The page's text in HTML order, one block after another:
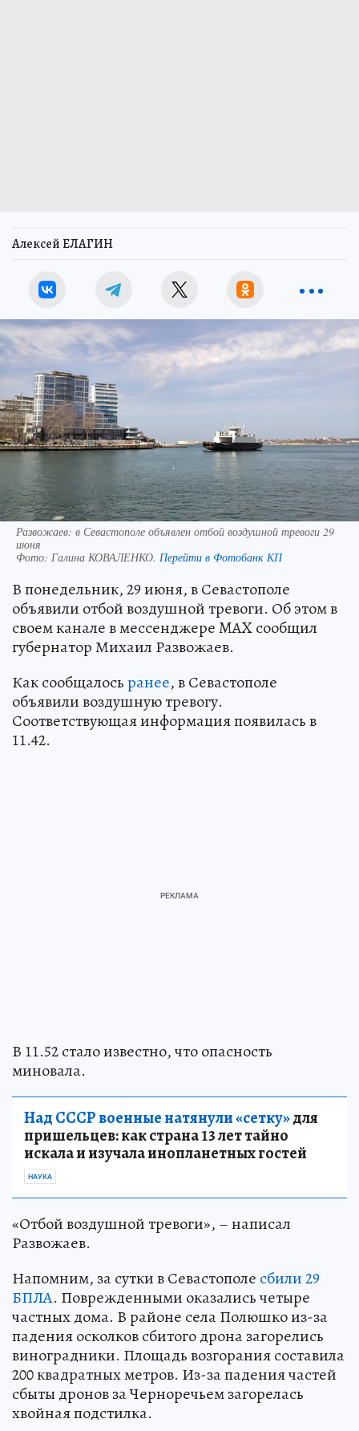
Алексей ЕЛАГИН
Развожаев: в Севастополе объявлен отбой воздушной тревоги 29
июня
Фото: Галина КОВАЛЕНКО. Перейти в Фотобанк КП
В понедельник, 29 июня, в Севастополе
объявили отбой воздушной тревоги. Об этом в
своем канале в мессенджере MAX сообщил
губернатор Михаил Развожаев.
Как сообщалосьранее, в Севастополе
объявили воздушную тревогу.
Соответствующая информация появилась в
11.42.
В 11.52 стало известно, что опасность
миновала.
Над СССР военные натянули «сетку»для
пришельцев: как страна 13 лет тайно
искала и изучала инопланетных гостей
НАУКА
«Отбой воздушной тревоги», – написал
Развожаев.
Напомним, за сутки в Севастополе сбили 29
БПЛА. Поврежденными оказались четыре
частных дома. В районе села Полюшко из-за
падения осколков сбитого дрона загорелись
виноградники. Площадь возгорания составила
200 квадратных метров. Из-за падения частей
сбыты дронов за Черноречьем загорелась
хвойная подстилка.